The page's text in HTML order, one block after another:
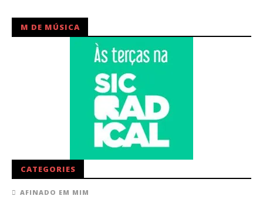
M DE MÚSICA
CATEGORIES
AFINADO EM MIM